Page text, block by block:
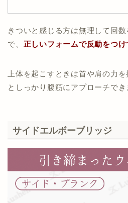
きついと感じる方は無理して回
で、 正しいフォームで反動をつけ
上体を起こすときは首や肩の力を
としっかり腹筋にアプローチで
サイドエルボーブリッジ